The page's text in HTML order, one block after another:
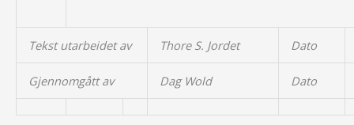
Tekst utarbeidet av Thore S. Jordet Dato
Gjennomgått av Dag Wold Dato